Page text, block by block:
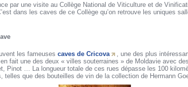
par une visite au Collège National de Viticulture et de
dans les caves de ce Collège qu’on retrouve les uniques
les fameuses caves de Cricova
, une des plus
fait une des deux « villes souterraines » de Moldavie avec
Pinot … La longueur totale de ces rues dépasse les 100
telles que des bouteilles de vin de la collection de Hermann